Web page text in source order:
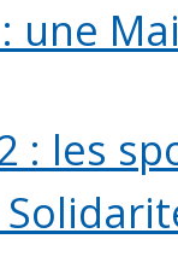
: une
: les